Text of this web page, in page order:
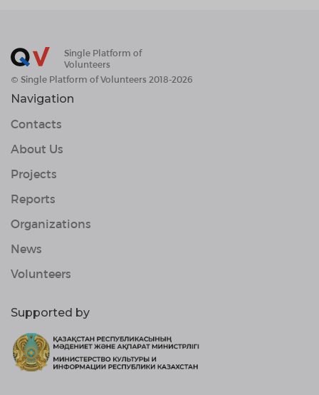
Single Platform of
Volunteers
© Single Platform of Volunteers 2018-2026
Navigation
Contacts
About Us
Projects
Reports
Organizations
News
Volunteers
Supported by